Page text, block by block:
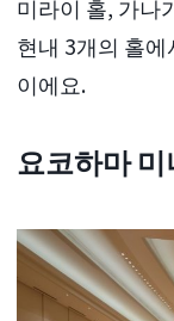
미라이 홀, 가나
현내 3개의 홀
이에요.
요코하마